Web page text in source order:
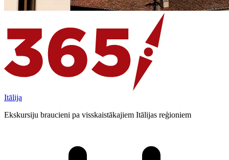
Itālija
Ekskursiju braucieni pa visskaistākajiem Itālijas reģioniem